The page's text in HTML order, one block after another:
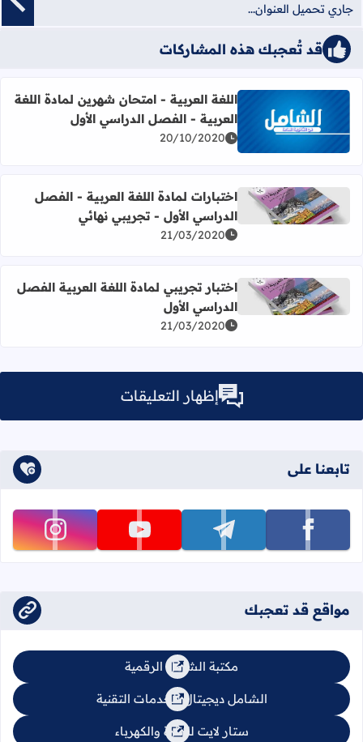
جاري تحميل العنوان...
قد تُعجبك هذه المشاركات
اقرأ المزيد عن اللغة العربية - امتحان شهرين لمادة اللغة
اللغة العربية - امتحان شهرين لمادة اللغة
العربية - الفصل الدراسي الأول
20/10/2020
اقرأ المزيد عن اختبارات لمادة اللغة العربية - الفصل
اختبارات لمادة اللغة العربية - الفصل
الدراسي الأول - تجريبي نهائي
21/03/2020
اقرأ المزيد عن اختبار تجريبي لمادة اللغة العربية الفصل
اختبار تجريبي لمادة اللغة العربية الفصل
الدراسي الأول
21/03/2020
إظهار التعليقات
تابعنا على
تابعنا على facebook تابعنا على telegram تابعنا على youtube تابعنا على instagram
مواقع قد تعجبك
مكتبة الشامل الرقمية
الشامل ديجيتال للخدمات التقنية
ستار لايت للإنارة والكهرباء